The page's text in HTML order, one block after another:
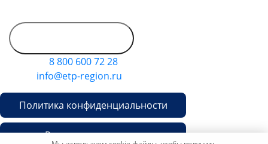
8 800 600 72 28
info@etp-region.ru
Политика конфиденциальности
Рекламная политика